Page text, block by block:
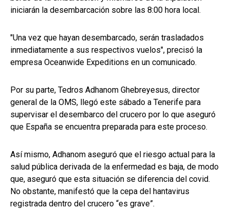
iniciarán la desembarcación sobre las 8:00 hora local.
"Una vez que hayan desembarcado, serán trasladados
inmediatamente a sus respectivos vuelos", precisó la
empresa Oceanwide Expeditions en un comunicado.
Por su parte, Tedros Adhanom Ghebreyesus, director
general de la OMS, llegó este sábado a Tenerife para
supervisar el desembarco del crucero por lo que aseguró
que España se encuentra preparada para este proceso.
Así mismo, Adhanom aseguró que el riesgo actual para la
salud pública derivada de la enfermedad es baja, de modo
que, aseguró que esta situación se diferencia del covid.
No obstante, manifestó que la cepa del hantavirus
registrada dentro del crucero “es grave”.